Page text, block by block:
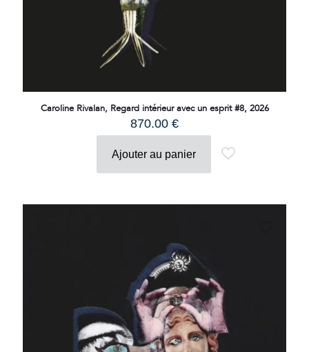
Caroline Rivalan, Regard intérieur avec un esprit #8, 2026
870.00 €
Ajouter au panier